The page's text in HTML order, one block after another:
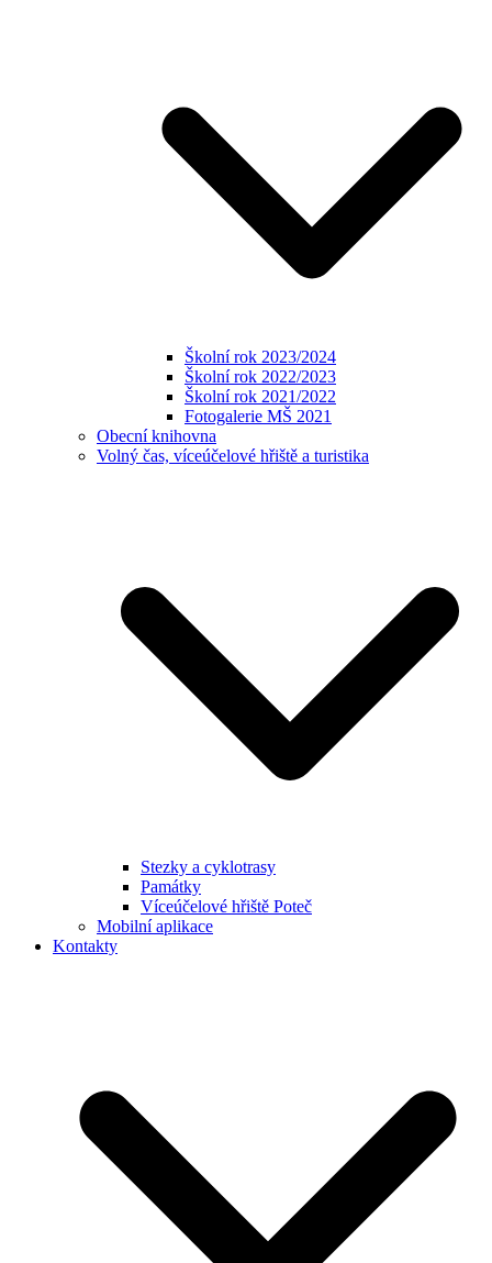
Školní rok 2023/2024
Školní rok 2022/2023
Školní rok 2021/2022
Fotogalerie MŠ 2021
Obecní knihovna
Volný čas, víceúčelové hřiště a turistika
Stezky a cyklotrasy
Památky
Víceúčelové hřiště Poteč
Mobilní aplikace
Kontakty